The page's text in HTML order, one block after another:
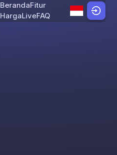
Skip to content
BerandaFitur
HargaLiveFAQ